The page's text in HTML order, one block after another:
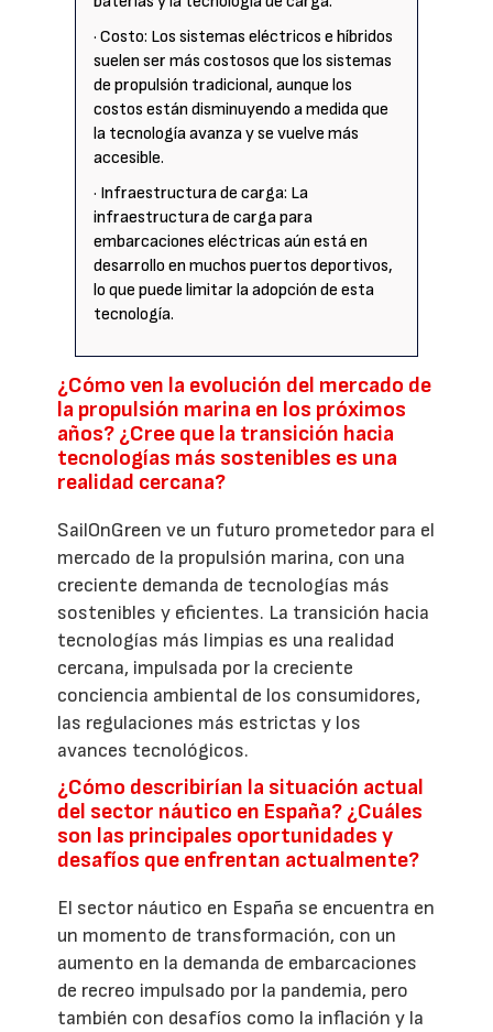
· Costo: Los sistemas eléctricos e híbridos
suelen ser más costosos que los sistemas
de propulsión tradicional, aunque los
costos están disminuyendo a medida que
la tecnología avanza y se vuelve más
accesible.
· Infraestructura de carga: La
infraestructura de carga para
embarcaciones eléctricas aún está en
desarrollo en muchos puertos deportivos,
lo que puede limitar la adopción de esta
tecnología.
¿Cómo ven la evolución del mercado de
la propulsión marina en los próximos
años? ¿Cree que la transición hacia
tecnologías más sostenibles es una
realidad cercana?
SailOnGreen ve un futuro prometedor para el
mercado de la propulsión marina, con una
creciente demanda de tecnologías más
sostenibles y eficientes. La transición hacia
tecnologías más limpias es una realidad
cercana, impulsada por la creciente
conciencia ambiental de los consumidores,
las regulaciones más estrictas y los
avances tecnológicos.
¿Cómo describirían la situación actual
del sector náutico en España? ¿Cuáles
son las principales oportunidades y
desafíos que enfrentan actualmente?
El sector náutico en España se encuentra en
un momento de transformación, con un
aumento en la demanda de embarcaciones
de recreo impulsado por la pandemia, pero
también con desafíos como la inflación y la